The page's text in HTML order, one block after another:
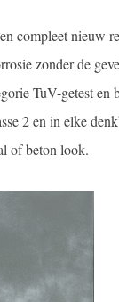
compleet nieuw
zonder de
TuV-getest en
2 en in elke
of beton look.